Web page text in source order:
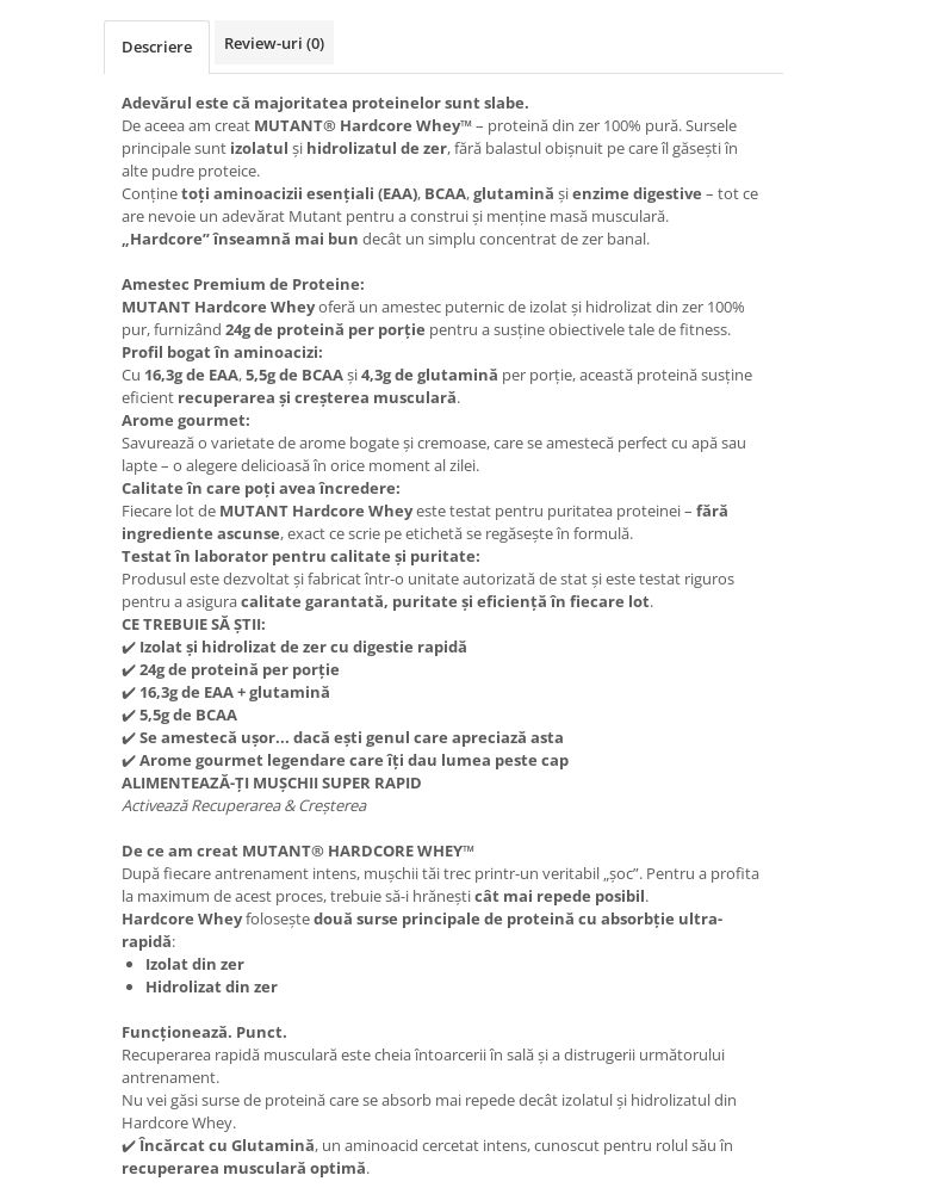
PerfectShaker
Power System
Puritan`s Pride
Raw Nutrition
Rich Piana 5% Nutrition
Skill Nutrition
Under Armour
Descriere Review-uri (0)
Adevărul este că majoritatea proteinelor sunt slabe.
De aceea am creat MUTANT® Hardcore Whey™ – proteină din zer 100% pură. Sursele
principale sunt izolatul și hidrolizatul de zer, fără balastul obișnuit pe care îl găsești în
alte pudre proteice.
Conținetoți aminoacizii esențiali (EAA), BCAA,glutamină șienzime digestive – tot ce
are nevoie un adevărat Mutant pentru a construi și menține masă musculară.
„Hardcore” înseamnă mai bun decât un simplu concentrat de zer banal.
Amestec Premium de Proteine:
MUTANT Hardcore Wheyoferă un amestec puternic de izolat și hidrolizat din zer 100%
pur, furnizând 24g de proteină per porție pentru a susține obiectivele tale de fitness.
Profil bogat în aminoacizi:
Cu 16,3g de EAA,5,5g de BCAAși4,3g de glutamină per porție, această proteină susține
eficient recuperarea și creșterea musculară.
Arome gourmet:
Savurează o varietate de arome bogate și cremoase, care se amestecă perfect cu apă sau
lapte – o alegere delicioasă în orice moment al zilei.
Calitate în care poți avea încredere:
Fiecare lot de MUTANT Hardcore Wheyeste testat pentru puritatea proteinei – fără
ingrediente ascunse, exact ce scrie pe etichetă se regăsește în formulă.
Testat în laborator pentru calitate și puritate:
Produsul este dezvoltat și fabricat într-o unitate autorizată de stat și este testat riguros
pentru a asiguracalitate garantată, puritate și eficiență în fiecare lot.
CE TREBUIE SĂ ȘTII:
✔️ Izolat și hidrolizat de zer cu digestie rapidă
✔️24g de proteină per porție
✔️ 16,3g de EAA + glutamină
✔️5,5g de BCAA
✔️Se amestecă ușor... dacă ești genul care apreciază asta
✔️Arome gourmet legendare care îți dau lumea peste cap
ALIMENTEAZĂ-ȚI MUȘCHII SUPER RAPID
Activează Recuperarea & Creșterea
De ce am creat MUTANT® HARDCORE WHEY™
După fiecare antrenament intens, mușchii tăi trec printr-un veritabil „șoc”. Pentru a profita
la maximum de acest proces, trebuie să-i hrăneșticât mai repede posibil.
Hardcore Wheyfoloseștedouă surse principale de proteină cu absorbție ultra-
rapidă:
Izolat din zer
Hidrolizat din zer
Funcționează. Punct.
Recuperarea rapidă musculară este cheia întoarcerii în sală și a distrugerii următorului
antrenament.
Nu vei găsi surse de proteină care se absorb mai repede decât izolatul și hidrolizatul din
Hardcore Whey.
✔️Încărcat cu Glutamină, un aminoacid cercetat intens, cunoscut pentru rolul său în
recuperarea musculară optimă.